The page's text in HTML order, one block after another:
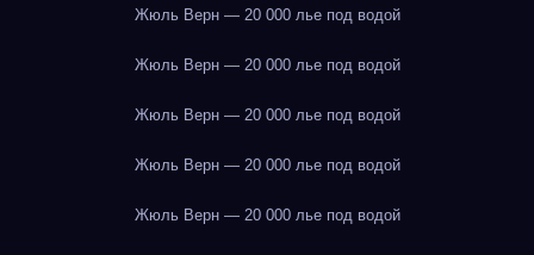
Жюль Верн — 20 000 лье под водой
Жюль Верн — 20 000 лье под водой
Жюль Верн — 20 000 лье под водой
Жюль Верн — 20 000 лье под водой
Жюль Верн — 20 000 лье под водой